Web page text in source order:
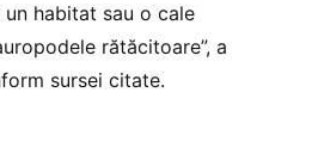
habitat sau o cale
rătăcitoare”, a
sursei citate.